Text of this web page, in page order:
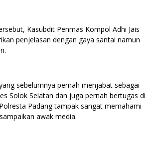
Kasubdit Penmas Kompol Adhi Jais
penjelasan dengan gaya santai namun
sebelumnya pernah menjabat sebagai
Solok Selatan dan juga pernah bertugas di
Padang tampak sangat memahami
awak media.